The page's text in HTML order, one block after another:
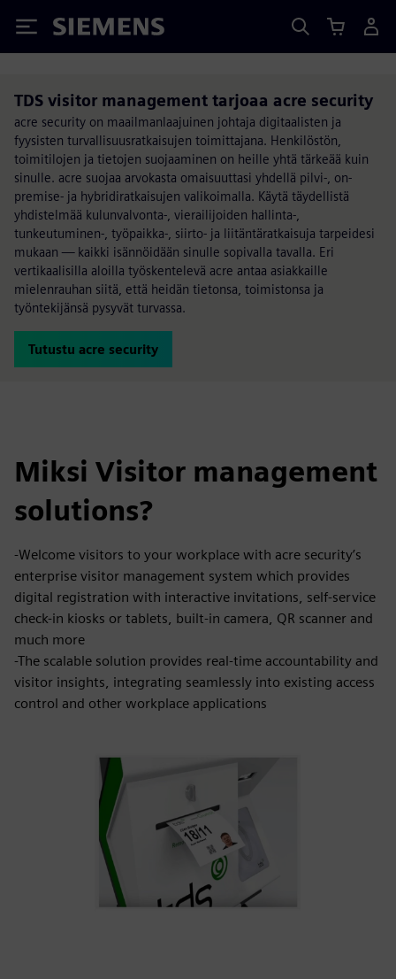
Siemens
TDS visitor management tarjoaa acre security
acre security on maailmanlaajuinen johtaja digitaalisten ja
fyysisten turvallisuusratkaisujen toimittajana. Henkilöstön,
toimitilojen ja tietojen suojaaminen on heille yhtä tärkeää kuin
sinulle. acre suojaa arvokasta omaisuuttasi yhdellä pilvi-, on-
premise- ja hybridiratkaisujen valikoimalla. Käytä täydellistä
yhdistelmää kulunvalvonta-, vierailijoiden hallinta-,
tunkeutuminen-, työpaikka-, siirto- ja liitäntäratkaisuja tarpeidesi
mukaan — kaikki isännöidään sinulle sopivalla tavalla. Eri
vertikaalisilla aloilla työskentelevä acre antaa asiakkaille
mielenrauhan siitä, että heidän tietonsa, toimistonsa ja
työntekijänsä pysyvät turvassa.
Tutustu acre security
Miksi Visitor management
solutions?
-Welcome visitors to your workplace with acre security’s
enterprise visitor management system which provides
digital registration with interactive invitations, self-service
check-in kiosks or tablets, built-in camera, QR scanner and
much more
-The scalable solution provides real-time accountability and
visitor insights, integrating seamlessly into existing access
control and other workplace applications